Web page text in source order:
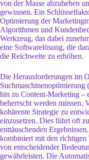
von der Masse abzuheben
gewinnen. Ein
Optimierung der
Algorithmen und
Werkzeug, das dabei
eine Softwarelösung, die
die Reichweite zu erhöhen.
Die Herausforderungen im
hin zu Content-Marketing –
beherrscht werden müssen.
kohärente Strategie zu
einzusetzen. Dies führt oft
enttäuschenden
kombiniert mit den richtigen
von entscheidender
gewährleisten. Die